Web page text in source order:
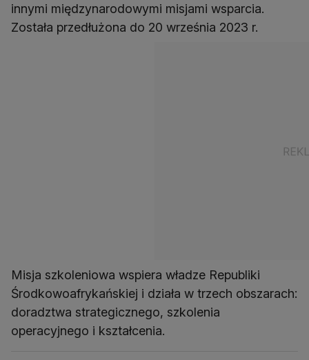
innymi międzynarodowymi misjami wsparcia.
Została przedłużona do 20 września 2023 r.
Misja szkoleniowa wspiera władze Republiki
Środkowoafrykańskiej i działa w trzech obszarach:
doradztwa strategicznego, szkolenia
operacyjnego i kształcenia.